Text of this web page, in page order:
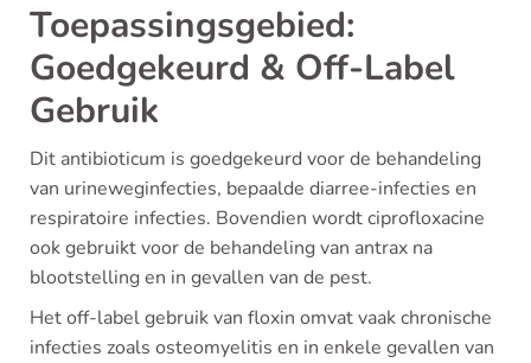
Toepassingsgebied:
Goedgekeurd & Off-Label
Gebruik
Dit antibioticum is goedgekeurd voor de behandeling
van urineweginfecties, bepaalde diarree-infecties en
respiratoire infecties. Bovendien wordt ciprofloxacine
ook gebruikt voor de behandeling van antrax na
blootstelling en in gevallen van de pest.
Het off-label gebruik van floxin omvat vaak chronische
infecties zoals osteomyelitis en in enkele gevallen van